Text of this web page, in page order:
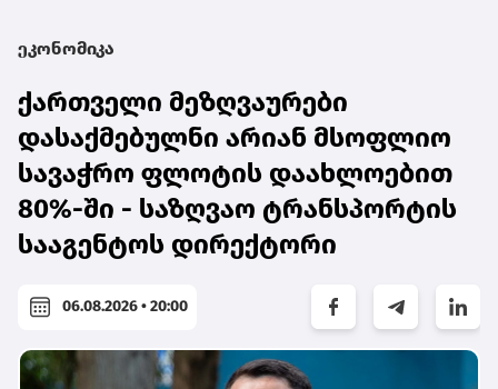
ეკონომიკა
ქართველი მეზღვაურები
დასაქმებულნი არიან მსოფლიო
სავაჭრო ფლოტის დაახლოებით
80%-ში - საზღვაო ტრანსპორტის
სააგენტოს დირექტორი
06.08.2026 • 20:00